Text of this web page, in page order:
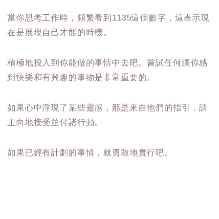
當你思考工作時，頻繁看到1135這個數字，這表示現
在是展現自己才能的時機。
積極地投入到你能做的事情中去吧。嘗試任何讓你感
到快樂和有興趣的事物是非常重要的。
如果心中浮現了某些靈感，那是來自他們的指引，請
正向地接受並付諸行動。
如果已經有計劃的事情，就勇敢地實行吧。